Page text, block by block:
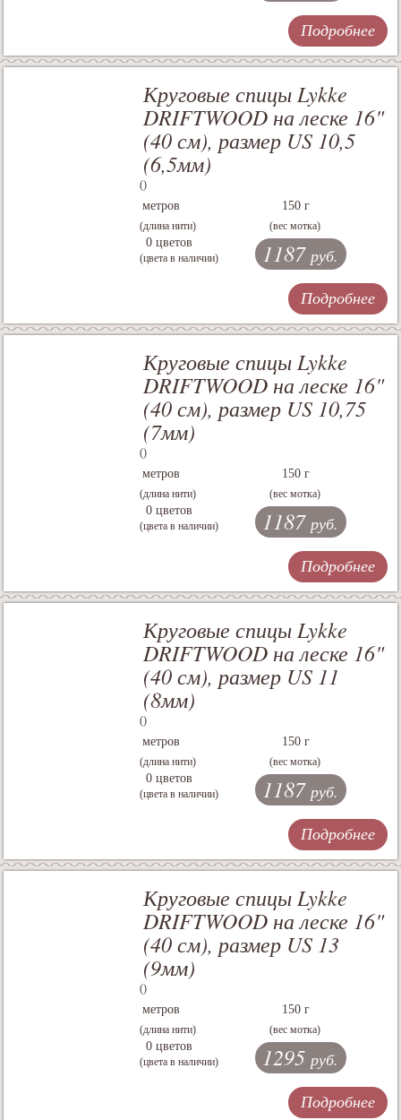
Подробнее
Круговые спицы Lykke
DRIFTWOOD на леске 16"
(40 см), размер US 10,5
(6,5мм)
()
метров
(длина нити)
150 г
(вес мотка)
0 цветов
(цвета в наличии) 1187 руб.
Подробнее
Круговые спицы Lykke
DRIFTWOOD на леске 16"
(40 см), размер US 10,75
(7мм)
()
метров
(длина нити)
150 г
(вес мотка)
0 цветов
(цвета в наличии) 1187 руб.
Подробнее
Круговые спицы Lykke
DRIFTWOOD на леске 16"
(40 см), размер US 11
(8мм)
()
метров
(длина нити)
150 г
(вес мотка)
0 цветов
(цвета в наличии) 1187 руб.
Подробнее
Круговые спицы Lykke
DRIFTWOOD на леске 16"
(40 см), размер US 13
(9мм)
()
метров
(длина нити)
150 г
(вес мотка)
0 цветов
(цвета в наличии) 1295 руб.
Подробнее